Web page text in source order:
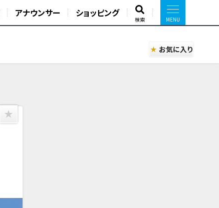
アナウンサー ショッピング
検索
お気に入り